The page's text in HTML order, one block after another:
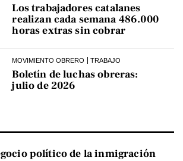
Los trabajadores catalanes
realizan cada semana 486.000
horas extras sin cobrar
MOVIMIENTO OBRERO TRABAJO
Boletín de luchas obreras:
julio de 2026
político de la inmigración